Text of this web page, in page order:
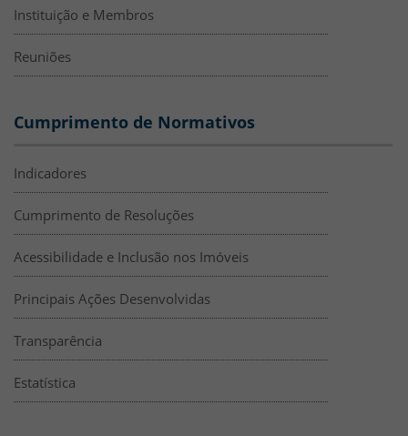
Instituição e Membros
Reuniões
Cumprimento de Normativos
Indicadores
Cumprimento de Resoluções
Acessibilidade e Inclusão nos Imóveis
Principais Ações Desenvolvidas
Transparência
Estatística